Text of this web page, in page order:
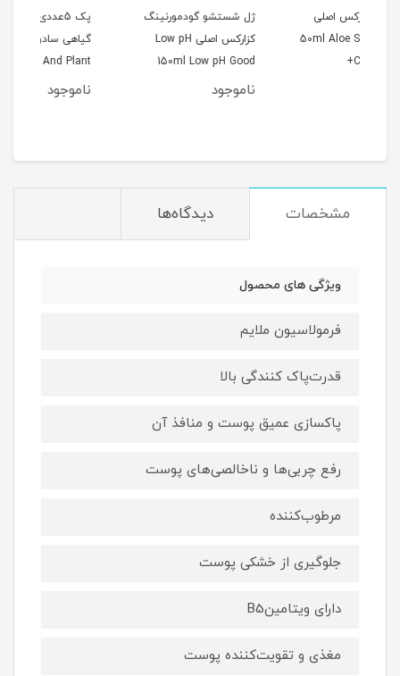
ژل شستشو گودمورنینگ
کزارکس اصلی Low pH
150ml Low pH Good
Morning Gel Cleanser
پک 5عددی کرم دست
گیاهی سادور 30گرمی
SADOER Fruit And Plant
Fragrance Hand Cream
مشخصات دیدگاه‌ها
ویژگی های محصول
فرمولاسیون ملایم
قدرت‌پاک کنندگی بالا
پاکسازی عمیق پوست و منافذ آن
رفع چربی‌ها و ناخالصی‌های پوست
مرطوب‌کننده
جلوگیری از خشکی پوست
دارای ویتامینB5
مغذی و تقویت‌کننده پوست